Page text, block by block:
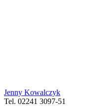
Jenny Kowalczyk
Tel. 02241 3097-51